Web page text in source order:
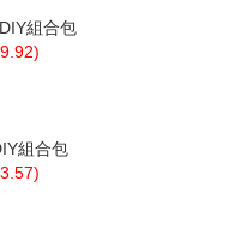
組合包
組合包